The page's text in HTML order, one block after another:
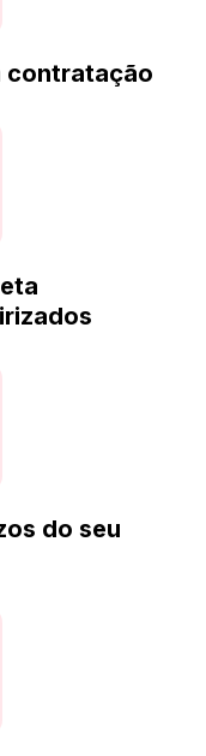
contratação
do seu